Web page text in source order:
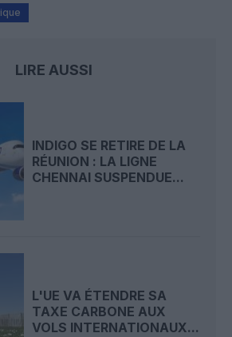
LIRE AUSSI
INDIGO SE RETIRE DE LA
RÉUNION : LA LIGNE
CHENNAI SUSPENDUE...
L'UE VA ÉTENDRE SA
TAXE CARBONE AUX
VOLS INTERNATIONAUX...